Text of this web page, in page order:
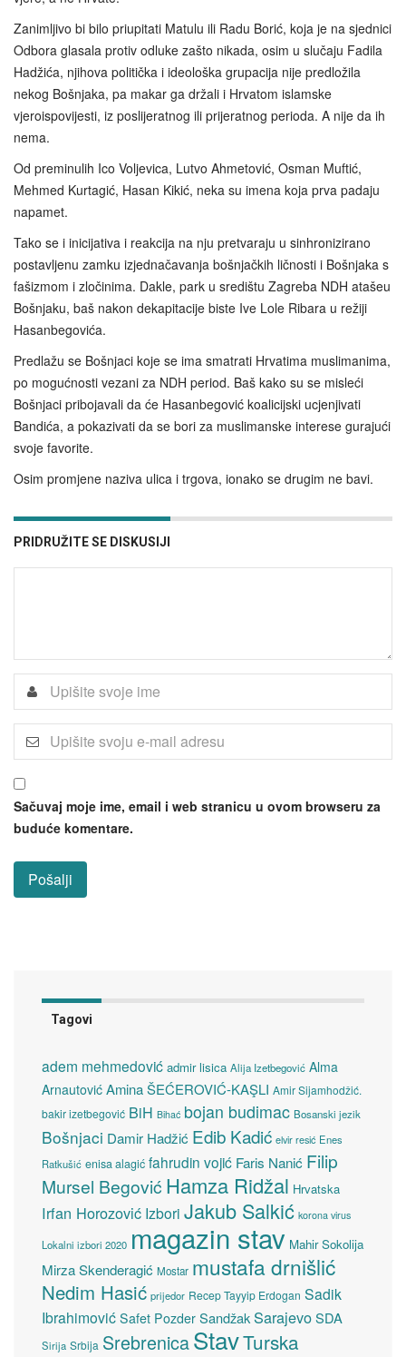
Zanimljivo bi bilo priupitati Matulu ili Radu Borić, koja je na sjednici
Odbora glasala protiv odluke zašto nikada, osim u slučaju Fadila
Hadžića, njihova politička i ideološka grupacija nije predložila
nekog Bošnjaka, pa makar ga držali i Hrvatom islamske
vjeroispovijesti, iz poslijeratnog ili prijeratnog perioda. A nije da ih
nema.
Od preminulih Ico Voljevica, Lutvo Ahmetović, Osman Muftić,
Mehmed Kurtagić, Hasan Kikić, neka su imena koja prva padaju
napamet.
Tako se i inicijativa i reakcija na nju pretvaraju u sinhronizirano
postavljenu zamku izjednačavanja bošnjačkih ličnosti i Bošnjaka s
fašizmom i zločinima. Dakle, park u središtu Zagreba NDH atašeu
Bošnjaku, baš nakon dekapitacije biste Ive Lole Ribara u režiji
Hasanbegovića.
Predlažu se Bošnjaci koje se ima smatrati Hrvatima muslimanima,
po mogućnosti vezani za NDH period. Baš kako su se misleći
Bošnjaci pribojavali da će Hasanbegović koalicijski ucjenjivati
Bandića, a pokazivati da se bori za muslimanske interese gurajući
svoje favorite.
Osim promjene naziva ulica i trgova, ionako se drugim ne bavi.
PRIDRUŽITE SE DISKUSIJI
Sačuvaj moje ime, email i web stranicu u ovom browseru za
buduće komentare.
Tagovi
adem mehmedović admir lisica Alija Izetbegović Alma
Arnautović Amina ŠEĆEROVIĆ-KAŞLI Amir Sijamhodžić.
bakir izetbegović BiH Bihać bojan budimac Bosanski jezik
Bošnjaci Damir Hadžić Edib Kadić elvir resić Enes
Ratkušić enisa alagić fahrudin vojić Faris Nanić Filip
Mursel Begović Hamza Ridžal Hrvatska
Irfan Horozović Izbori Jakub Salkić korona virus
Lokalni izbori 2020 magazin stav Mahir Sokolija
Mirza Skenderagić Mostar mustafa drnišlić
Nedim Hasić prijedor Recep Tayyip Erdogan Sadik
Ibrahimović Safet Pozder SandžakSarajevoSDA
Sirija Srbija SrebrenicaStavTurska